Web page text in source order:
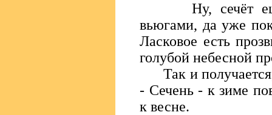
Ну, сечёт ещё
вьюгами, да уже
Ласковое есть
голубой небесной
Так и
- Сечень - к зиме
к весне.